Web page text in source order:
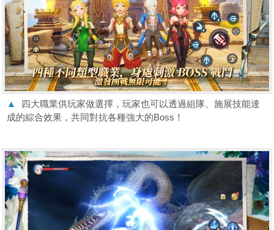
▲
四大職業供玩家做選擇，玩家也可以透過組隊、施展技能達
成的綜合效果，共同對抗各種強大的Boss！